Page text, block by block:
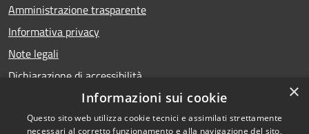
Amministrazione trasparente
Informativa privacy
Note legali
Dichiarazione di accessibilità
×
Informazioni sui cookie
Questo sito web utilizza cookie tecnici e assimilati strettamente
necessari al corretto funzionamento e alla navigazione del sito,